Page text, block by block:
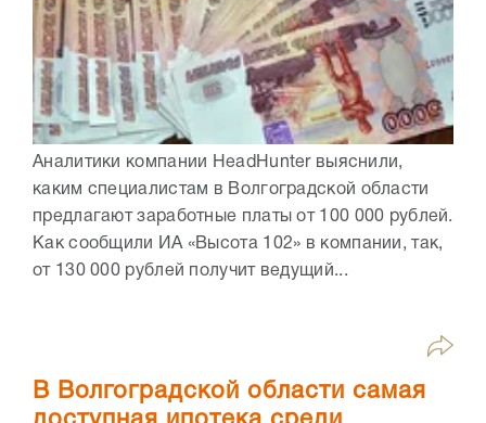
Аналитики компании HeadHunter выяснили,
каким специалистам в Волгоградской области
предлагают заработные платы от 100 000 рублей.
Как сообщили ИА «Высота 102» в компании, так,
от 130 000 рублей получит ведущий...
В Волгоградской области самая